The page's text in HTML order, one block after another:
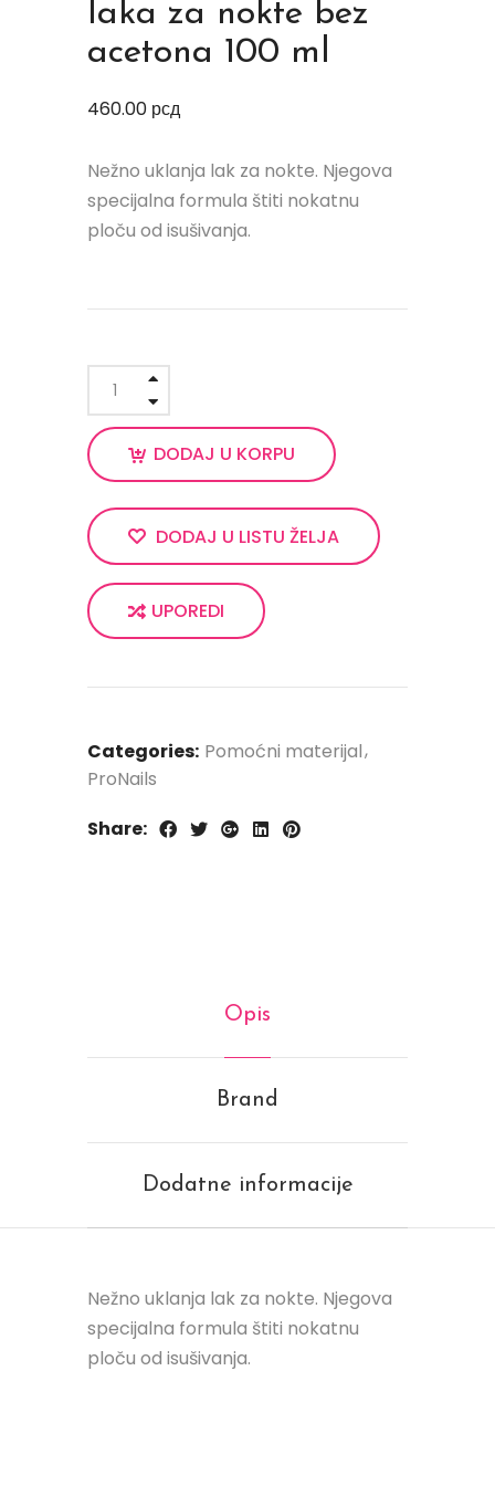
laka za nokte bez
acetona 100 ml
460.00 рсд
Nežno uklanja lak za nokte. Njegova
specijalna formula štiti nokatnu
ploču od isušivanja.
DODAJ U KORPU
DODAJ U LISTU ŽELJA
UPOREDI
Categories: Pomoćni materijal
ProNails
Share:
Opis
Brand
Dodatne informacije
Nežno uklanja lak za nokte. Njegova
specijalna formula štiti nokatnu
ploču od isušivanja.